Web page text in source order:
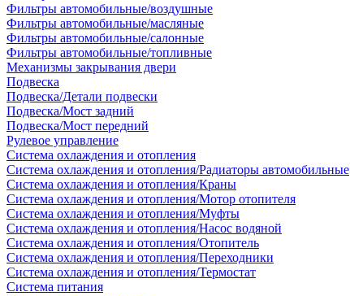
Фильтры автомобильные/воздушные
Фильтры автомобильные/масляные
Фильтры автомобильные/салонные
Фильтры автомобильные/топливные
Механизмы закрывания двери
Подвеска
Подвеска/Детали подвески
Подвеска/Мост задний
Подвеска/Мост передний
Рулевое управление
Система охлаждения и отопления
Система охлаждения и отопления/Радиаторы автомобильные
Система охлаждения и отопления/Краны
Система охлаждения и отопления/Мотор отопителя
Система охлаждения и отопления/Муфты
Система охлаждения и отопления/Насос водяной
Система охлаждения и отопления/Отопитель
Система охлаждения и отопления/Переходники
Система охлаждения и отопления/Термостат
Система питания